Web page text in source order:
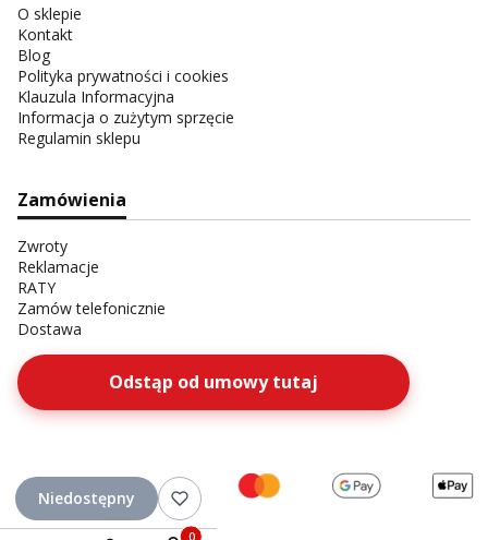
O sklepie
Kontakt
Blog
Polityka prywatności i cookies
Klauzula Informacyjna
Informacja o zużytym sprzęcie
Regulamin sklepu
Zamówienia
Zwroty
Reklamacje
RATY
Zamów telefonicznie
Dostawa
Odstąp od umowy tutaj
Niedostępny